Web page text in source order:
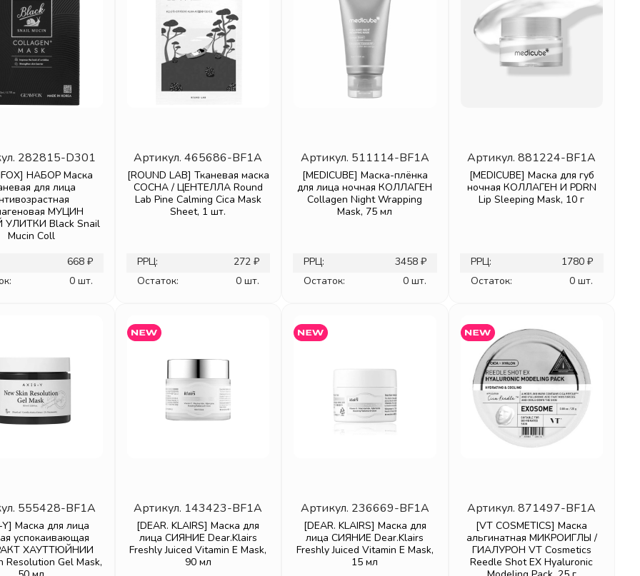
282815-D301
НАБОР Маска
для лица
МУЦИН
УЛИТКИ Black Snail
Mucin Coll
668 ₽
0 шт.
Артикул.465686-BF1A
[ROUND LAB] Тканевая маска
СОСНА / ЦЕНТЕЛЛА Round
Lab Pine Calming Cica Mask
Sheet, 1 шт.
РРЦ:
272 ₽
Остаток:
0 шт.
Артикул. 511114-BF1A
[MEDICUBE] Маска-плёнка
для лица ночная КОЛЛАГЕН
Collagen Night Wrapping
Mask, 75 мл
РРЦ:
3458 ₽
Остаток:
0 шт.
Артикул.881224-BF1A
[MEDICUBE] Маска для губ
ночная КОЛЛАГЕН И PDRN
Lip Sleeping Mask, 10 г
РРЦ:
1780 ₽
Остаток:
0 шт.
555428-BF1A
Y] Маска для лица
успокаивающая
ХАУТТЮЙНИИ
Resolution Gel Mask,
Артикул. 143423-BF1A
[DEAR. KLAIRS] Маска для
лица СИЯНИЕ Dear.Klairs
Freshly Juiced Vitamin E Mask,
90 мл
Артикул. 236669-BF1A
[DEAR. KLAIRS] Маска для
лица СИЯНИЕ Dear.Klairs
Freshly Juiced Vitamin E Mask,
15 мл
Артикул.871497-BF1A
[VT COSMETICS] Маска
альгинатная МИКРОИГЛЫ /
ГИАЛУРОН VT Cosmetics
Reedle Shot EX Hyaluronic